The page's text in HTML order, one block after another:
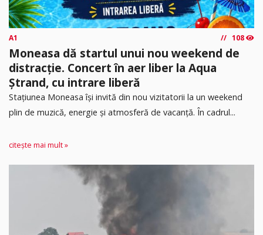
A1 108
Moneasa dă startul unui nou weekend de
distracție. Concert în aer liber la Aqua
Ștrand, cu intrare liberă
Stațiunea Moneasa își invită din nou vizitatorii la un weekend
plin de muzică, energie și atmosferă de vacanță. În cadrul...
citește mai mult »